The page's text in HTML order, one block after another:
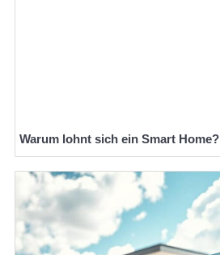
Warum lohnt sich ein Smart Home?